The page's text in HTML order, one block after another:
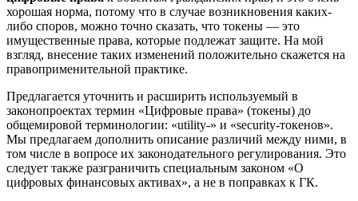
хорошая норма, потому что в случае возникновения каких-
либо споров, можно точно сказать, что токены — это
имущественные права, которые подлежат защите. На мой
взгляд, внесение таких изменений положительно скажется на
правоприменительной практике.
Предлагается уточнить и расширить используемый в
законопроектах термин «Цифровые права» (токены) до
общемировой терминологии: «utility-» и «security-токенов».
Мы предлагаем дополнить описание различий между ними, в
том числе в вопросе их законодательного регулирования. Это
следует также разграничить специальным законом «О
цифровых финансовых активах», а не в поправках к ГК.